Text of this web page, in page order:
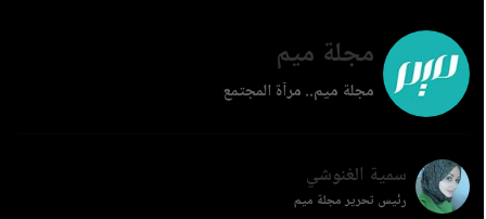
مجلة ميم
مجلة ميم.. مرآة المجتمع
سمية الغنوشي
رئيس تحرير مجلة ميم